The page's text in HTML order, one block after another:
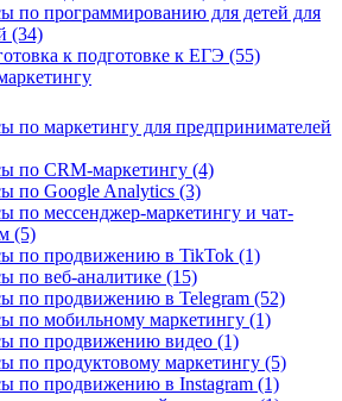
по программированию для детей для
(34)
к подготовке к ЕГЭ (55)
по маркетингу для предпринимателей
по CRM-маркетингу (4)
по Google Analytics (3)
по мессенджер-маркетингу и чат-
(5)
по продвижению в TikTok (1)
по веб-аналитике (15)
по продвижению в Telegram (52)
по мобильному маркетингу (1)
по продвижению видео (1)
по продуктовому маркетингу (5)
по продвижению в Instagram (1)